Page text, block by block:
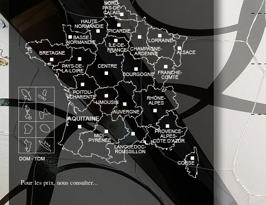
Pour les prix, nous consulter...